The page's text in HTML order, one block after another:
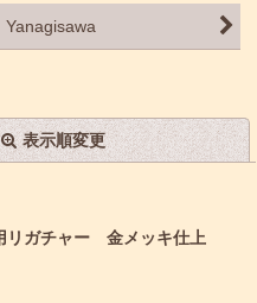
Yanagisawa
表示順変更 閉じる
ガチャー 金メッキ仕上